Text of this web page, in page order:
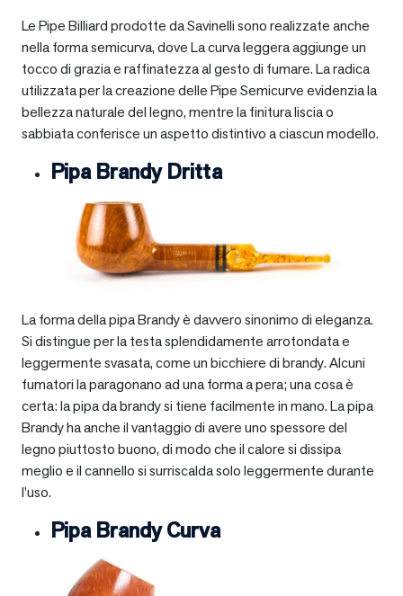
Le Pipe Billiard prodotte da Savinelli sono realizzate anche
nella forma semicurva, dove La curva leggera aggiunge un
tocco di grazia e raffinatezza al gesto di fumare. La radica
utilizzata per la creazione delle Pipe Semicurve evidenzia la
bellezza naturale del legno, mentre la finitura liscia o
sabbiata conferisce un aspetto distintivo a ciascun modello.
Pipa Brandy Dritta
La forma della pipa Brandy è davvero sinonimo di eleganza.
Si distingue per la testa splendidamente arrotondata e
leggermente svasata, come un bicchiere di brandy. Alcuni
fumatori la paragonano ad una forma a pera; una cosa è
certa: la pipa da brandy si tiene facilmente in mano. La pipa
Brandy ha anche il vantaggio di avere uno spessore del
legno piuttosto buono, di modo che il calore si dissipa
meglio e il cannello si surriscalda solo leggermente durante
l’uso.
Pipa Brandy Curva